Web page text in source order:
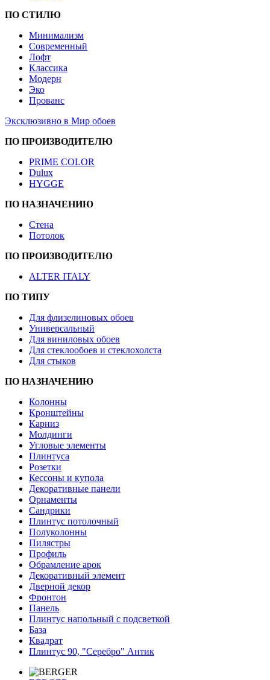
ПО СТИЛЮ
Минимализм
Современный
Лофт
Классика
Модерн
Эко
Прованс
Эксклюзивно в Мир обоев
ПО ПРОИЗВОДИТЕЛЮ
PRIME COLOR
Dulux
HYGGE
ПО НАЗНАЧЕНИЮ
Стена
Потолок
ПО ПРОИЗВОДИТЕЛЮ
ALTER ITALY
ПО ТИПУ
Для флизелиновых обоев
Универсальный
Для виниловых обоев
Для стеклообоев и стеклохолста
Для стыков
ПО НАЗНАЧЕНИЮ
Колонны
Кронштейны
Карниз
Молдинги
Угловые элементы
Плинтуса
Розетки
Кессоны и купола
Декоративные панели
Орнаменты
Сандрики
Плинтус потолочный
Полуколонны
Пилястры
Профиль
Обрамление арок
Декоративный элемент
Дверной декор
Фронтон
Панель
Плинтус напольный с подсветкой
База
Квадрат
Плинтус 90, "Серебро" Антик